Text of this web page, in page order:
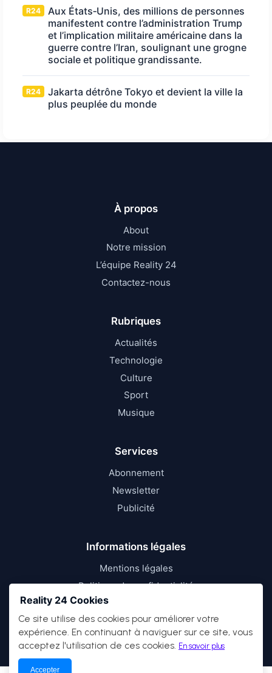
Reality 24 Cookies
Ce site utilise des cookies pour améliorer votre
expérience. En continuant à naviguer sur ce site, vous
acceptez l'utilisation de ces cookies. En savoir plus
Accepter
R24
Aux États‑Unis, des millions de personnes
manifestent contre l’administration Trump
et l’implication militaire américaine dans la
guerre contre l’Iran, soulignant une grogne
sociale et politique grandissante.
R24
Jakarta détrône Tokyo et devient la ville la
plus peuplée du monde
À propos
About
Notre mission
L’équipe Reality 24
Contactez-nous
Rubriques
Actualités
Technologie
Culture
Sport
Musique
Services
Abonnement
Newsletter
Publicité
Informations légales
Mentions légales
Politique de confidentialité
Conditions d’utilisation